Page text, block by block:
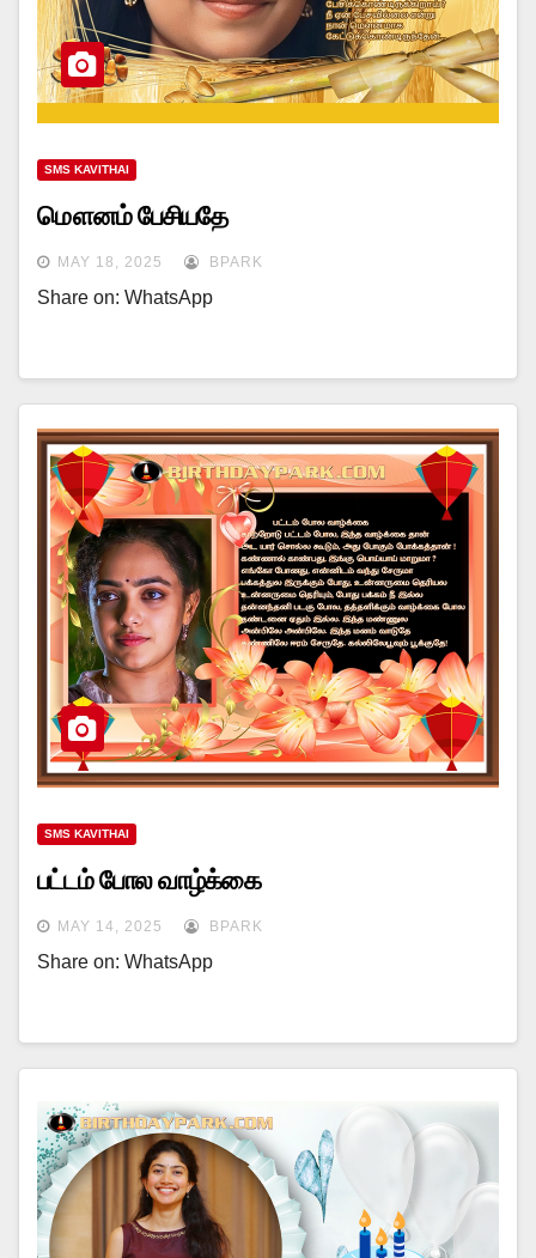
SMS KAVITHAI
மௌனம் பேசியதே
MAY 18, 2025 BPARK
Share on: WhatsApp
SMS KAVITHAI
பட்டம் போல வாழ்க்கை
MAY 14, 2025 BPARK
Share on: WhatsApp